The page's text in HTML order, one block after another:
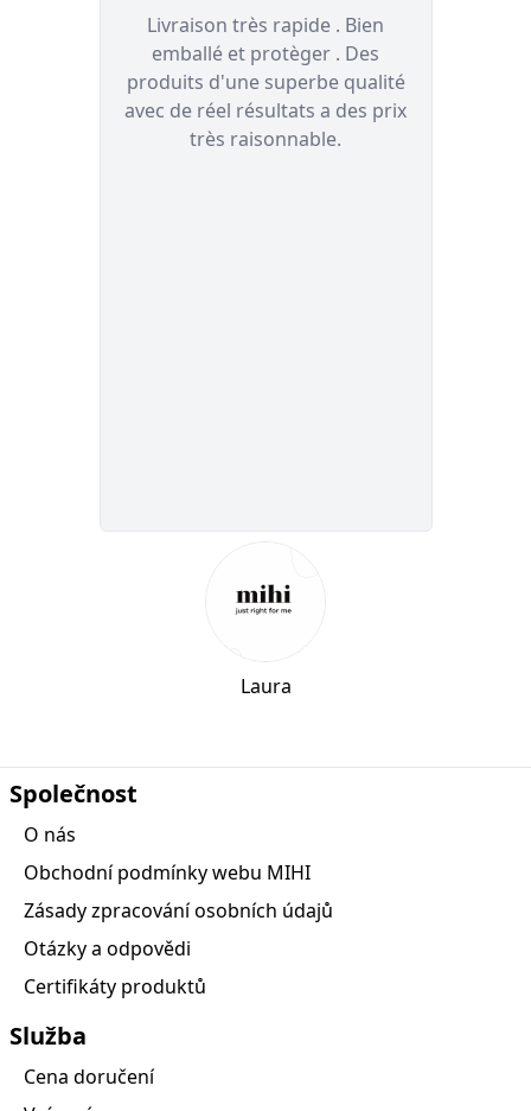
Livraison très rapide . Bien
emballé et protèger . Des
produits d'une superbe qualité
avec de réel résultats a des prix
très raisonnable.
Laura
Společnost
O nás
Obchodní podmínky webu MIHI
Zásady zpracování osobních údajů
Otázky a odpovědi
Certifikáty produktů
Služba
Cena doručení